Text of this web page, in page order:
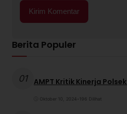
Berita Populer
01 AMPT Kritik Kinerja
Oktober 10, 2024 196 Dilihat